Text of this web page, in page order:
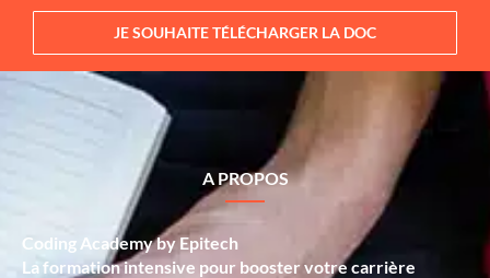
JE SOUHAITE TÉLÉCHARGER LA DOC
A PROPOS
Coding Academy by Epitech
La formation intensive pour booster votre carrière